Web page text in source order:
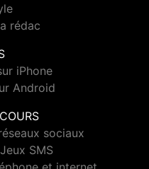
rédac
iPhone
Android
sociaux
SMS